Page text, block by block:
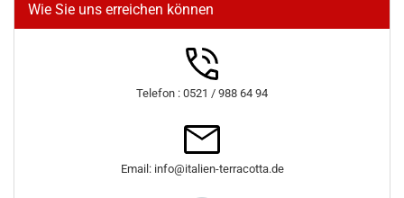
Wie Sie uns erreichen können
Telefon : 0521 / 988 64 94
Email: info@italien-terracotta.de